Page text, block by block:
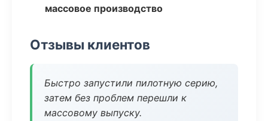
массовое производство
Отзывы клиентов
Быстро запустили пилотную серию,
затем без проблем перешли к
массовому выпуску.